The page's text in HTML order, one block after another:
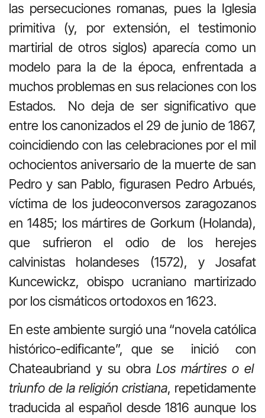
las persecuciones romanas, pues la Iglesia
primitiva (y, por extensión, el testimonio
martirial de otros siglos) aparecía como un
modelo para la de la época, enfrentada a
muchos problemas en sus relaciones con los
Estados. No deja de ser significativo que
entre los canonizados el 29 de junio de 1867,
coincidiendo con las celebraciones por el mil
ochocientos aniversario de la muerte de san
Pedro y san Pablo, figurasen Pedro Arbués,
víctima de los judeoconversos zaragozanos
en 1485; los mártires de Gorkum (Holanda),
que sufrieron el odio de los herejes
calvinistas holandeses (1572), y Josafat
Kuncewickz, obispo ucraniano martirizado
por los cismáticos ortodoxos en 1623.
En este ambiente surgió una “novela católica
histórico-edificante”, que se inició con
Chateaubriand y su obra Los mártires o el
triunfo de la religión cristiana, repetidamente
traducida al español desde 1816 aunque los